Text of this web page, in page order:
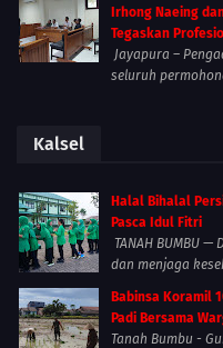
Irhong Naeing
Tegaskan
Jayapura –
seluruh
Kalsel
Halal Bihalal
Pasca Idul Fitri
TANAH BUMBU
dan menjaga
Babinsa Koramil
Padi Bersama
Tanah Bumbu -